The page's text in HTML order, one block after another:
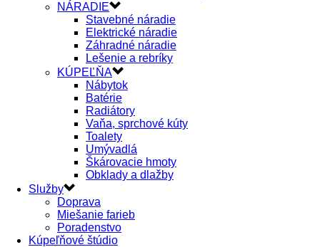
NÁRADIE
Stavebné náradie
Elektrické náradie
Záhradné náradie
Lešenie a rebríky
KÚPEĽŇA
Nábytok
Batérie
Radiátory
Vaňa, sprchové kúty
Toalety
Umývadlá
Škárovacie hmoty
Obklady a dlažby
Služby
Doprava
Miešanie farieb
Poradenstvo
Kúpeľňové štúdio